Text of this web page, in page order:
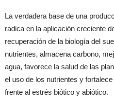
La verdadera base de una
radica en la aplicación creciente
recuperación de la biología del
nutrientes, almacena carbono,
agua, favorece la salud de las
el uso de los nutrientes y
frente al estrés biótico y abiótico.